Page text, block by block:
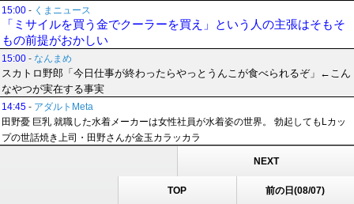
15:00 - くまニュース
「ミサイルを買う金でクーラーを買え」という人の主張はそもそ
もの前提がおかしい
15:00 - なんまめ
スカトロ野郎「今日仕事が終わったらやっとうんこが食べられるぞ」←こん
なやつが実在する事実
14:45 - アダルトMeta
田野憂 巨乳 就職した水着メーカーは女性社員が水着姿の世界。 勃起してもLカッ
プの世話焼き上司・田野さんが金玉カラッカラ
NEXT
TOP 前の日(08/07)